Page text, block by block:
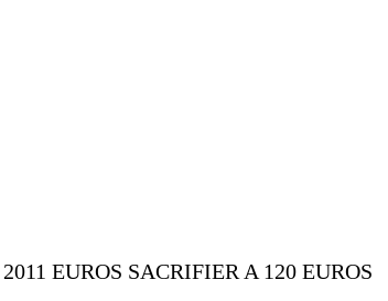
EUROS SACRIFIER A 120 EUROS